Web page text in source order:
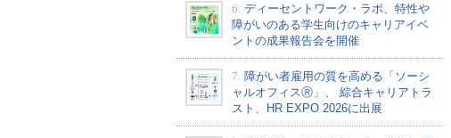
6. ディーセントワーク・ラボ、特性や
障がいのある学生向けのキャリアイベ
ントの成果報告会を開催
7. 障がい者雇用の質を高める「ソーシ
ャルオフィスⓇ」、 綜合キャリアトラ
スト、HR EXPO 2026に出展